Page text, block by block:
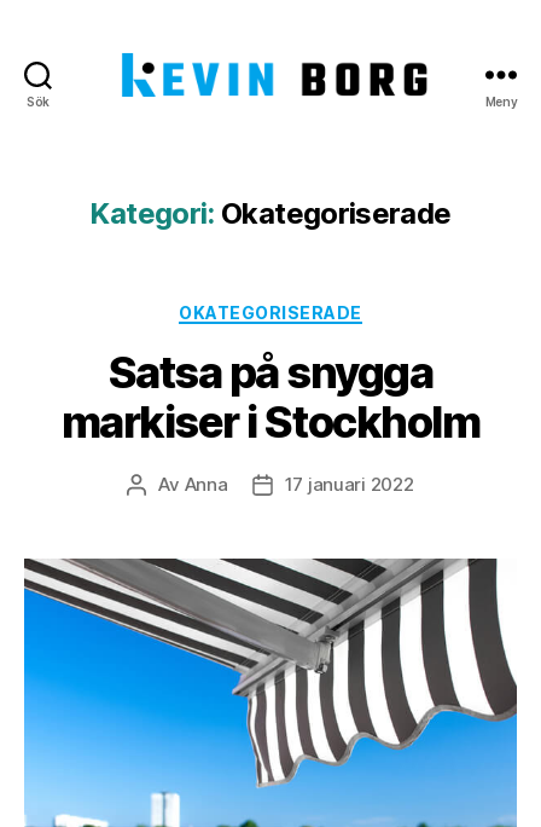
Sök Meny
Kategori: Okategoriserade
Kategorier
OKATEGORISERADE
Satsa på snygga
markiser i Stockholm
Inläggsförfattare
Av Anna Inläggsdatum
17 januari 2022